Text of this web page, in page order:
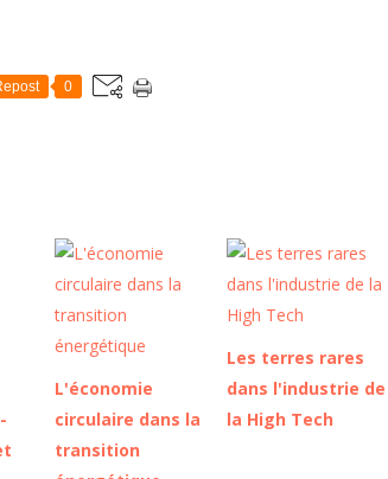
0
L'économie
circulaire dans la
transition
Les terres rares
dans l'industrie de
la High Tech